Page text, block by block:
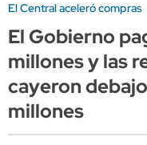
El Central aceleró compras
El Gobierno
millones y las
cayeron
millones